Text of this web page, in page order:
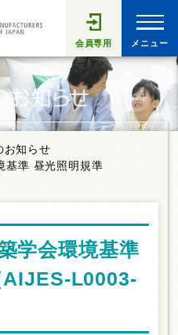
会員専用 メニュー
お知らせ
基準 昼光照明規準
学会環境基準
AIJES-L0003-